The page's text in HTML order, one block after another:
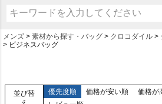
メンズ 素材から探す・バッグ クロコダイル
ビジネスバッグ
並び替
優先度順 価格が安い順 価格が